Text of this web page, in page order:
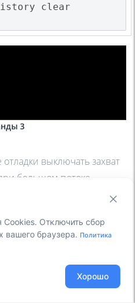
clear
3
выключать захват
большом потоке
место на жестком
какое-то время,
Отключить сбор
вашего браузера. Политика
Хорошо